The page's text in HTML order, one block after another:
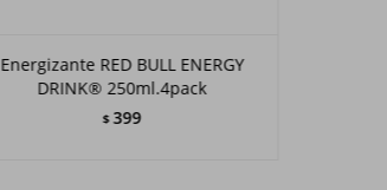
Energizante RED BULL ENERGY
DRINK® 250ml.4pack
$ 399